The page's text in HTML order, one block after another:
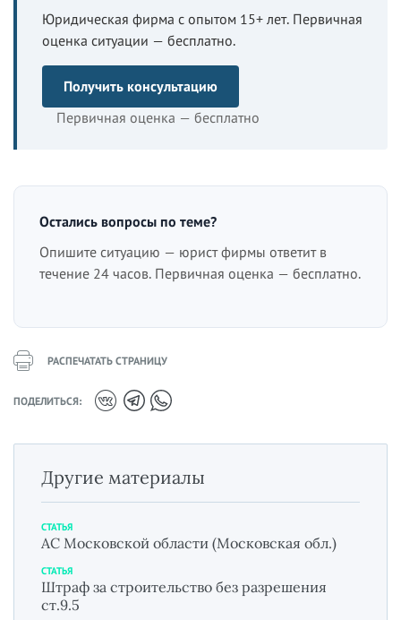
Юридическая фирма с опытом 15+ лет. Первичная
оценка ситуации — бесплатно.
Получить консультацию
Первичная оценка — бесплатно
Остались вопросы по теме?
Опишите ситуацию — юрист фирмы ответит в
течение 24 часов. Первичная оценка — бесплатно.
РАСПЕЧАТАТЬ СТРАНИЦУ
ПОДЕЛИТЬСЯ:
Другие материалы
СТАТЬЯ
АС Московской области (Московская обл.)
СТАТЬЯ
Штраф за строительство без разрешения
ст.9.5